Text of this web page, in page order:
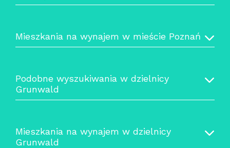
Mieszkania na wynajem w mieście Poznań
Podobne wyszukiwania w dzielnicy
Grunwald
Mieszkania na wynajem w dzielnicy
Grunwald